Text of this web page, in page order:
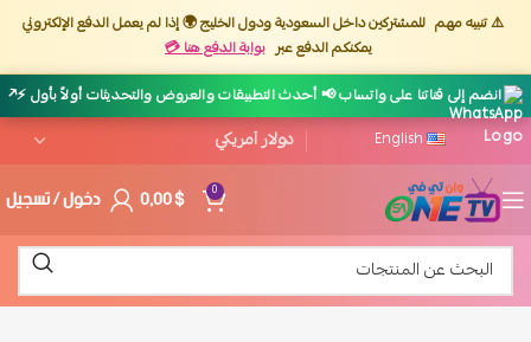
⚠️ تنبيه مهم للمشتركين داخل السعودية ودول الخليج 🌍 إذا لم يعمل الدفع الإلكتروني
يمكنكم الدفع عبر بوابة الدفع هنا 💳
انضم إلى قناتنا على واتساب 📢 أحدث التطبيقات والعروض والتحديثات أولاً بأول ⚡↗
English
0
0,00$ دخول / تسجيل